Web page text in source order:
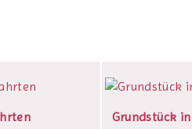
Grundstück